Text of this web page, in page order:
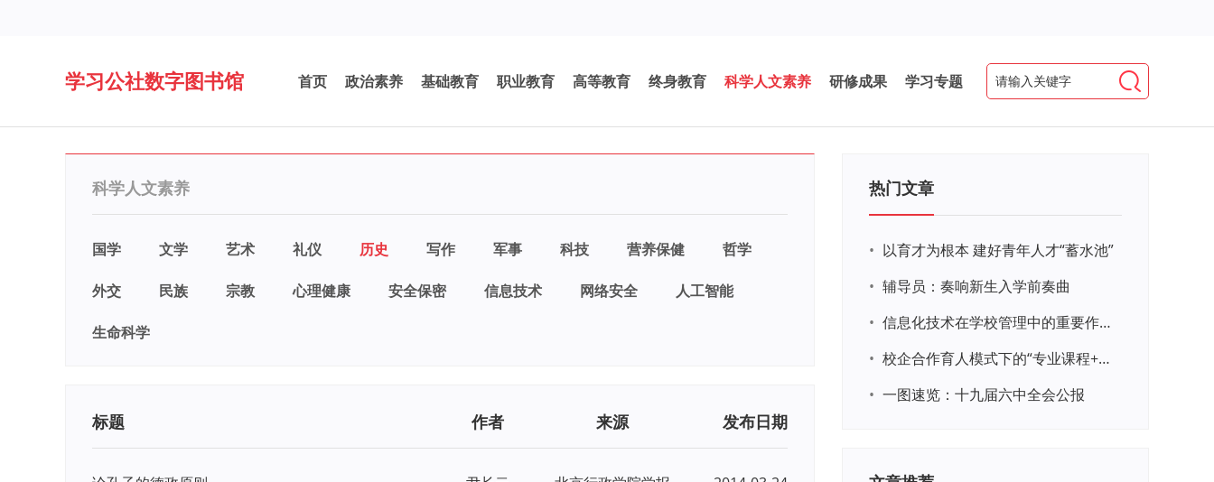
学习公社数字图书馆 首页 政治素养 基础教育 职业教育 高等教育 终身教育 科学人文素养 研修成果 学习专题
科学人文素养
国学 文学 艺术 礼仪 历史 写作 军事 科技 营养保健 哲学
外交 民族 宗教 心理健康 安全保密 信息技术 网络安全 人工智能
生命科学
标题 作者 来源 发布日期
热门文章
• 以育才为根本 建好青年人才“蓄水池”
• 辅导员：奏响新生入学前奏曲
•
信息化技术在学校管理中的重要作用 ——以贵州省威宁民族中学和校园使用等为例
•
校企合作育人模式下的“专业课程+思政教育+党建活动”交叉融合的课程思政教学探索与实践
• 一图速览：十九届六中全会公报